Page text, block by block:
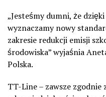
„Jesteśmy dumni, że
wyznaczamy nowy
zakresie redukcji emisji
środowiska” wyjaśnia
Polska.
TT-Line – zawsze zgodnie